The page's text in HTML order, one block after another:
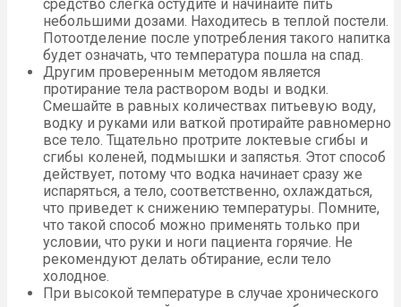
средство слегка остудите и начинайте пить
небольшими дозами. Находитесь в теплой постели.
Потоотделение после употребления такого напитка
будет означать, что температура пошла на спад.
Другим проверенным методом является
протирание тела раствором воды и водки.
Смешайте в равных количествах питьевую воду,
водку и руками или ваткой протирайте равномерно
все тело. Тщательно протрите локтевые сгибы и
сгибы коленей, подмышки и запястья. Этот способ
действует, потому что водка начинает сразу же
испаряться, а тело, соответственно, охлаждаться,
что приведет к снижению температуры. Помните,
что такой способ можно применять только при
условии, что руки и ноги пациента горячие. Не
рекомендуют делать обтирание, если тело
холодное.
При высокой температуре в случае хронического